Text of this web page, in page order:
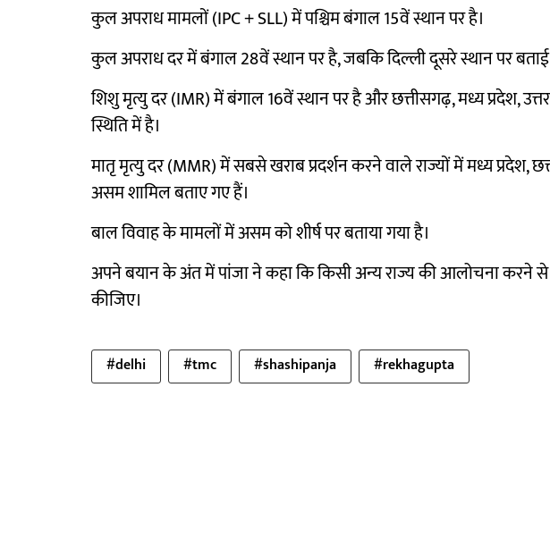
कुल अपराध मामलों (IPC + SLL) में पश्चिम बंगाल 15वें स्थान पर है।
कुल अपराध दर में बंगाल 28वें स्थान पर है, जबकि दिल्ली दूसरे स्थान पर
शिशु मृत्यु दर (IMR) में बंगाल 16वें स्थान पर है और छत्तीसगढ़, मध्य प्रदेश,
स्थिति में है।
मातृ मृत्यु दर (MMR) में सबसे खराब प्रदर्शन करने वाले राज्यों में मध्य प्रदेश,
असम शामिल बताए गए हैं।
बाल विवाह के मामलों में असम को शीर्ष पर बताया गया है।
अपने बयान के अंत में पांजा ने कहा कि किसी अन्य राज्य की आलोचना करने
कीजिए।
#delhi #tmc #shashipanja #rekhagupta